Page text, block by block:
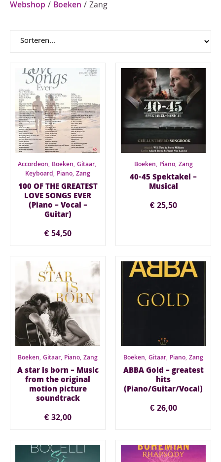
Webshop / Boeken / Zang
Accordeon, Boeken, Gitaar,
Keyboard, Piano, Zang
100 OF THE GREATEST
LOVE SONGS EVER
(Piano – Vocal –
Guitar)
€54,50
Boeken, Piano, Zang
40-45 Spektakel –
Musical
€25,50
Boeken, Gitaar, Piano, Zang
A star is born – Music
from the original
motion picture
soundtrack
€32,00
Boeken, Gitaar, Piano, Zang
ABBA Gold – greatest
hits
(Piano/Guitar/Vocal)
€26,00